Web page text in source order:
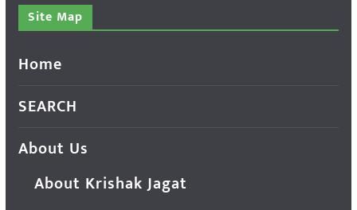
Site Map
Home
SEARCH
About Us
About Krishak Jagat